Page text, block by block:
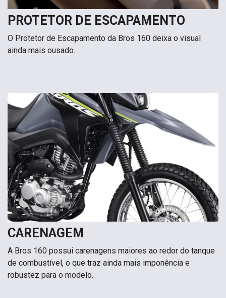
PROTETOR DE ESCAPAMENTO
O Protetor de Escapamento da Bros 160 deixa o visual
ainda mais ousado.
CARENAGEM
A Bros 160 possui carenagens maiores ao redor do tanque
de combustível, o que traz ainda mais imponência e
robustez para o modelo.